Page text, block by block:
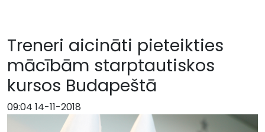
Treneri aicināti pieteikties
mācībām starptautiskos
kursos Budapeštā
09:04 14-11-2018